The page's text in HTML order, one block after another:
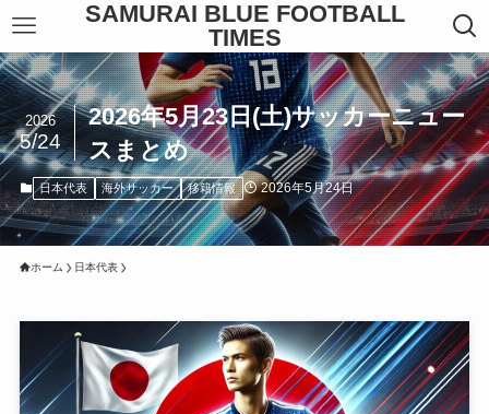
SAMURAI BLUE FOOTBALL
TIMES
2026年5月23日(土)サッカーニュー
スまとめ
2026
5/24
日本代表 海外サッカー 移籍情報 2026年5月24日
ホーム 日本代表